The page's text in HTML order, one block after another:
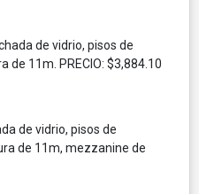
de vidrio, pisos de
de 11m. PRECIO: $3,884.10
de vidrio, pisos de
de 11m, mezzanine de